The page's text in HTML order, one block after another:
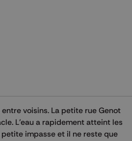
entre voisins. La petite rue Genot
L’eau a rapidement atteint les
impasse et il ne reste que